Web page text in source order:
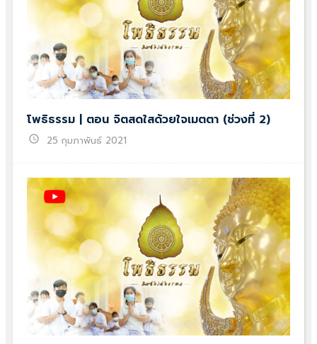
โพธิธรรม | ตอน จิตสดใสด้วยใจเมตตา (ช่วงที่ 2)
schedule 25 กุมภาพันธ์ 2021